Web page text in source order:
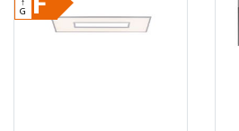
↑
G
F